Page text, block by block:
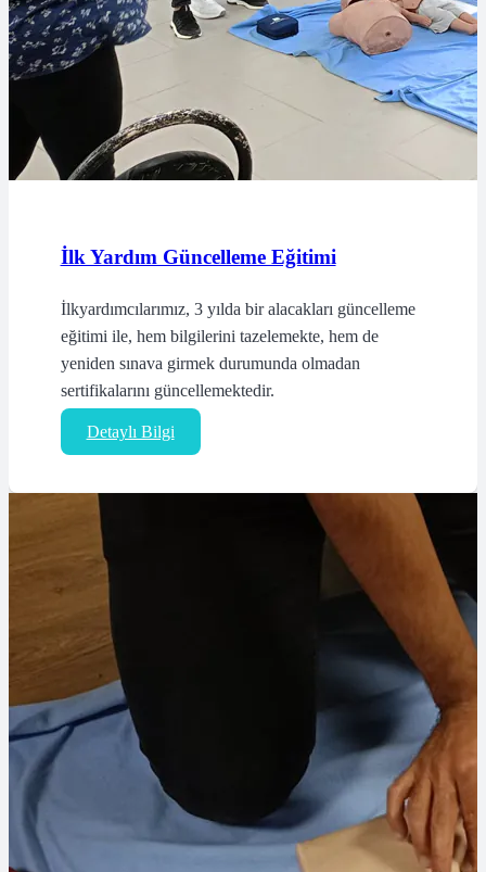
İlk Yardım Güncelleme Eğitimi
İlkyardımcılarımız, 3 yılda bir alacakları güncelleme
eğitimi ile, hem bilgilerini tazelemekte, hem de
yeniden sınava girmek durumunda olmadan
sertifikalarını güncellemektedir.
Detaylı Bilgi